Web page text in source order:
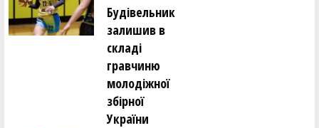
Юрій Вітківський ()
Єлизавета Войнаровська ()
Максим Воробйов ()
Олександр Гайдамака ()
Михайло Гераськін ()
Олександр Гненюк ()
Будівельник
залишив в
складі
гравчиню
молодіжної
збірної
України